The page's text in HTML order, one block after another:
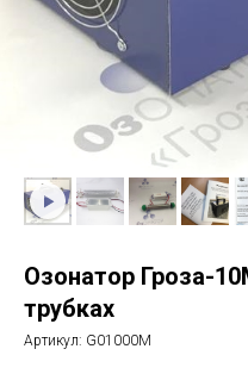
Озонатор Гроза-
трубках
Артикул: G01000M